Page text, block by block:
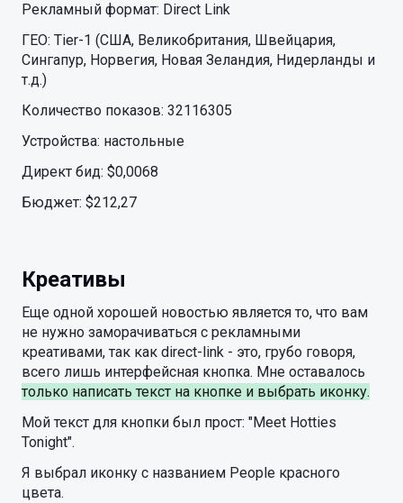
Рекламный формат: Direct Link
ГЕО: Tier-1 (США, Великобритания, Швейцария,
Сингапур, Норвегия, Новая Зеландия, Нидерланды и
т.д.)
Количество показов: 32116305
Устройства: настольные
Директ бид: $0,0068
Бюджет: $212,27
Креативы
Еще одной хорошей новостью является то, что вам
не нужно заморачиваться с рекламными
креативами, так как direct-link - это, грубо говоря,
всего лишь интерфейсная кнопка. Мне оставалось
только написать текст на кнопке и выбрать иконку.
Мой текст для кнопки был прост: "Meet Hotties
Tonight".
Я выбрал иконку с названием People красного
цвета.